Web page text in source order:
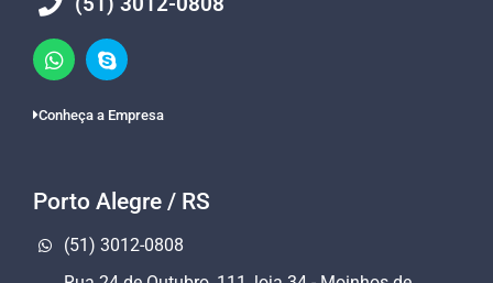
Conheça a Empresa
Porto Alegre / RS
(51) 3012-0808